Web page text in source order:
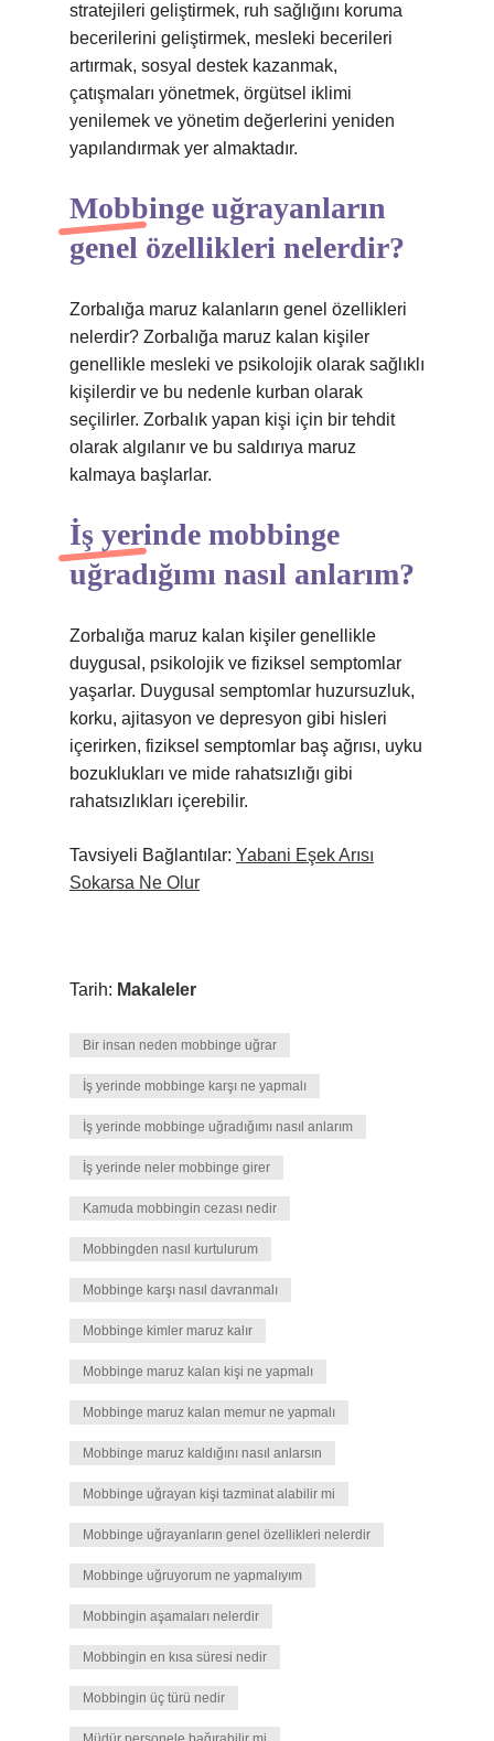
stratejileri geliştirmek, ruh sağlığını koruma
becerilerini geliştirmek, mesleki becerileri
artırmak, sosyal destek kazanmak,
çatışmaları yönetmek, örgütsel iklimi
yenilemek ve yönetim değerlerini yeniden
yapılandırmak yer almaktadır.
Mobbinge uğrayanların
genel özellikleri nelerdir?
Zorbalığa maruz kalanların genel özellikleri
nelerdir? Zorbalığa maruz kalan kişiler
genellikle mesleki ve psikolojik olarak sağlıklı
kişilerdir ve bu nedenle kurban olarak
seçilirler. Zorbalık yapan kişi için bir tehdit
olarak algılanır ve bu saldırıya maruz
kalmaya başlarlar.
İş yerinde mobbinge
uğradığımı nasıl anlarım?
Zorbalığa maruz kalan kişiler genellikle
duygusal, psikolojik ve fiziksel semptomlar
yaşarlar. Duygusal semptomlar huzursuzluk,
korku, ajitasyon ve depresyon gibi hisleri
içerirken, fiziksel semptomlar baş ağrısı, uyku
bozuklukları ve mide rahatsızlığı gibi
rahatsızlıkları içerebilir.
Tavsiyeli Bağlantılar: Yabani Eşek Arısı
Sokarsa Ne Olur
Tarih: Makaleler
Bir insan neden mobbinge uğrar
İş yerinde mobbinge karşı ne yapmalı
İş yerinde mobbinge uğradığımı nasıl anlarım
İş yerinde neler mobbinge girer
Kamuda mobbingin cezası nedir
Mobbingden nasıl kurtulurum
Mobbinge karşı nasıl davranmalı
Mobbinge kimler maruz kalır
Mobbinge maruz kalan kişi ne yapmalı
Mobbinge maruz kalan memur ne yapmalı
Mobbinge maruz kaldığını nasıl anlarsın
Mobbinge uğrayan kişi tazminat alabilir mi
Mobbinge uğrayanların genel özellikleri nelerdir
Mobbinge uğruyorum ne yapmalıyım
Mobbingin aşamaları nelerdir
Mobbingin en kısa süresi nedir
Mobbingin üç türü nedir